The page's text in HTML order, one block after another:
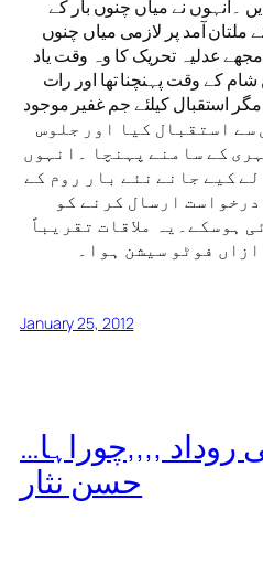
نے میاں چنوں بار کے
آمد پر لازمی میاں چنوں
مجھے عدلیہ تحریک کا وہ وقت یاد
کے وقت پہنچنا تھا اور رات
استقبال کیلئے جم غفیر موجود
کے پل سے استقبال کیا اور جلوس
کے سامنے پہنچا ۔انہوں
کیے جانے نئے بار روم کے
ارسال کرنے کو
ہوسکے۔یہ ملاقات تقریباً
فوٹو سیشن ہوا۔
January 25, 2012
,,,,چوراہا…
حسن نثار